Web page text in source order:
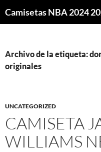
Archivo de la etiqueta:
originales
UNCATEGORIZED
CAMISETA
WILLIAMS